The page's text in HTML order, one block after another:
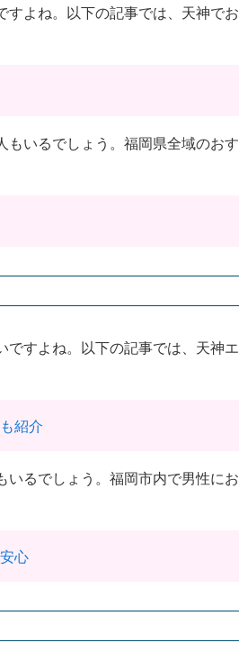
よね。以下の記事では、天神でお
いるでしょう。福岡県全域のおす
すよね。以下の記事では、天神エ
紹介
るでしょう。福岡市内で男性にお
心